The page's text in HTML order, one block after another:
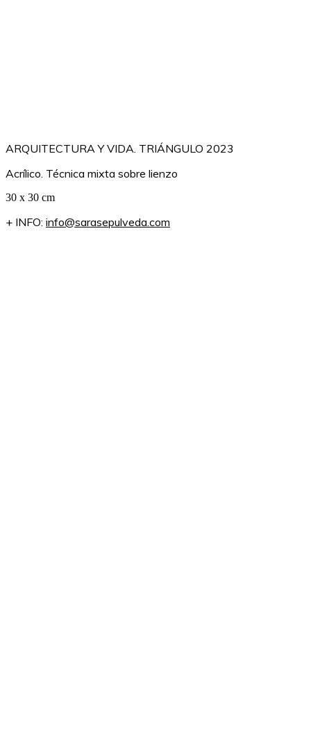
ARQUITECTURA Y VIDA. TRIÁNGULO 2023
Acrílico. Técnica mixta sobre lienzo
30 x 30 cm
+ INFO: info@sarasepulveda.com